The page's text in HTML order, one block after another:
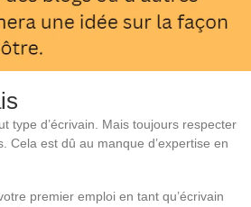
type d’écrivain. Mais toujours respecter
Cela est dû au manque d’expertise en
premier emploi en tant qu’écrivain